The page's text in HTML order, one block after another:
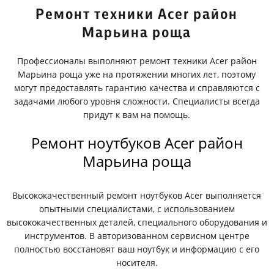
Ремонт техники Acer район
Марьина роща
Профессионалы выполняют ремонт техники Acer район
Марьина роща уже на протяжении многих лет, поэтому
могут предоставлять гарантию качества и справляются с
задачами любого уровня сложности. Специалисты всегда
придут к вам на помощь.
Ремонт ноутбуков Acer район
Марьина роща
Высококачественный ремонт ноутбуков Acer выполняется
опытными специалистами, с использованием
высококачественных деталей, специального оборудования и
инструментов. В авторизованном сервисном центре
полностью восстановят ваш ноутбук и информацию с его
носителя.